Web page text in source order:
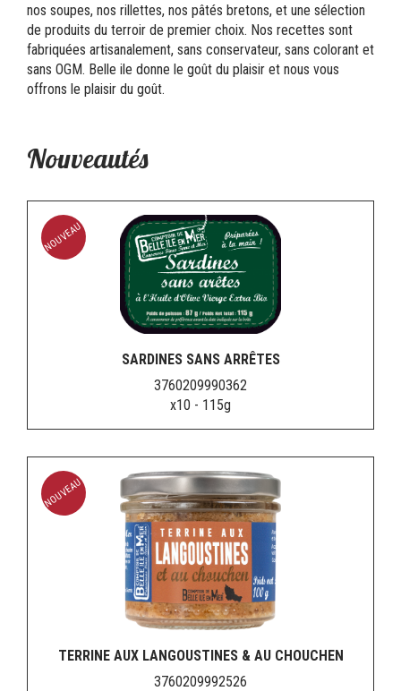
nos soupes, nos rillettes, nos pâtés bretons, et une sélection
de produits du terroir de premier choix. Nos recettes sont
fabriquées artisanalement, sans conservateur, sans colorant et
sans OGM. Belle ile donne le goût du plaisir et nous vous
offrons le plaisir du goût.
Nouveautés
NOUVEAU
SARDINES SANS ARRÊTES
3760209990362
x10 - 115g
NOUVEAU
TERRINE AUX LANGOUSTINES & AU CHOUCHEN
3760209992526